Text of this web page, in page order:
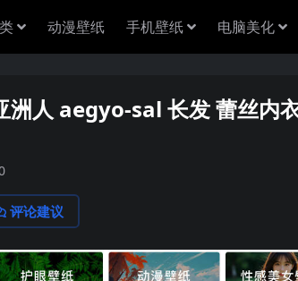
动漫壁纸 手机壁纸 电脑美化
洲人 aegyo-sal 长发 蕾丝内
评论建议